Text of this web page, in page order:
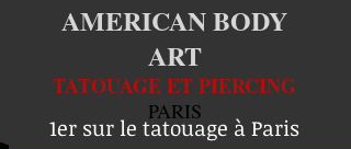
AMERICAN BODY
ART
TATOUAGE ET PIERCING
PARIS
1er sur le tatouage à Paris